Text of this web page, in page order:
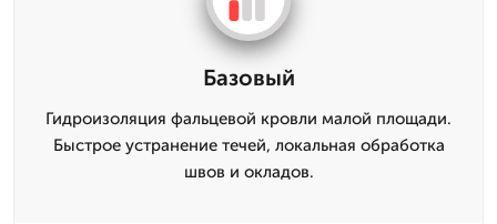
Базовый
Гидроизоляция фальцевой кровли малой площади.
Быстрое устранение течей, локальная обработка
швов и окладов.